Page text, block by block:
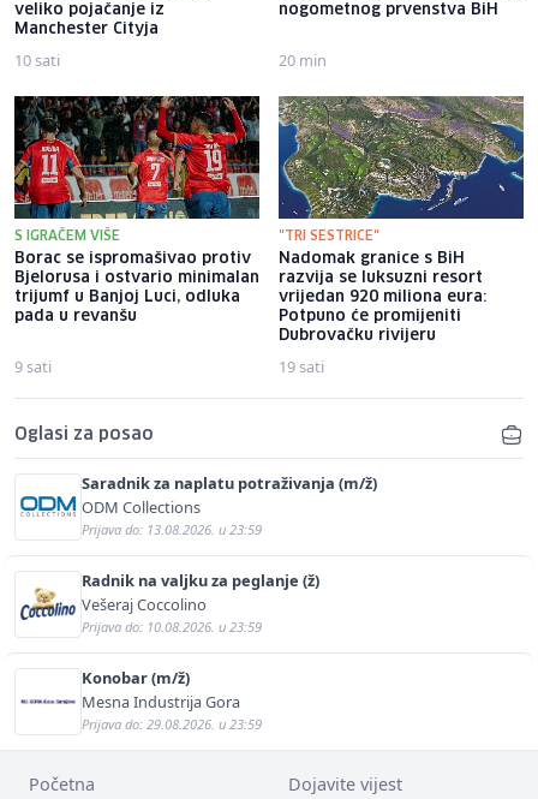
veliko pojačanje iz
Manchester Cityja
10 sati
nogometnog prvenstva BiH
20 min
S IGRAČEM VIŠE
Borac se ispromašivao protiv
Bjelorusa i ostvario minimalan
trijumf u Banjoj Luci, odluka
pada u revanšu
9 sati
"TRI SESTRICE"
Nadomak granice s BiH
razvija se luksuzni resort
vrijedan 920 miliona eura:
Potpuno će promijeniti
Dubrovačku rivijeru
19 sati
Oglasi za posao
Saradnik za naplatu potraživanja (m/ž)
ODM Collections
Prijava do: 13.08.2026. u 23:59
Radnik na valjku za peglanje (ž)
Vešeraj Coccolino
Prijava do: 10.08.2026. u 23:59
Konobar (m/ž)
Mesna Industrija Gora
Prijava do: 29.08.2026. u 23:59
Početna Dojavite vijest